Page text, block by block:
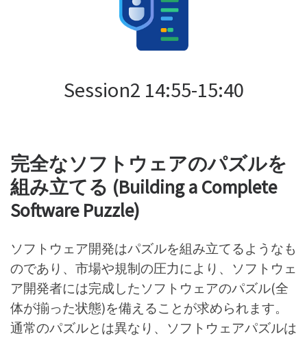
Session2 14:55-15:40
完全なソフトウェアのパズルを
組み立てる (Building a Complete
Software Puzzle)
ソフトウェア開発はパズルを組み立てるようなも
のであり、市場や規制の圧力により、ソフトウェ
ア開発者には完成したソフトウェアのパズル(全
体が揃った状態)を備えることが求められます。
通常のパズルとは異なり、ソフトウェアパズルは